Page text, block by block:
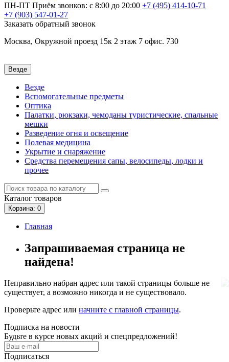
ПН-ПТ Приём звонков: с 8:00 до 20:00 +7 (495) 414-10-71
+7 (903) 547-01-27
Заказать обратный звонок
Москва, Окружной проезд 15к 2 этаж 7 офис. 730
Везде
Везде
Вспомогательные предметы
Оптика
Палатки, рюкзаки, чемоданы туристические, спальные
мешки
Разведение огня и освещение
Полевая медицина
Укрытие и снаряжение
Средства перемещения сапы, велосипеды, лодки и
прочее
Каталог товаров
Корзина: 0
Главная
Запрашиваемая страница не
найдена!
Неправильно набран адрес или такой страницы больше не
существует, а возможно никогда и не существовало.
Проверьте адрес или начните с главной страницы.
Подписка на новости
Будьте в курсе новых акций и спецпредложений!
Подписаться